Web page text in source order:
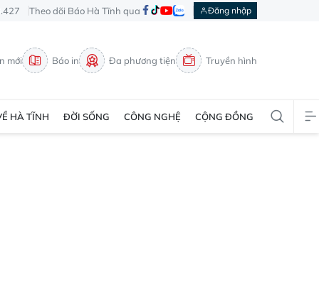
Theo dõi Báo Hà Tĩnh qua Đăng nhập
mới Báo in Đa phương tiện Truyền hình
HÀ TĨNH ĐỜI SỐNG CÔNG NGHỆ CỘNG ĐỒNG